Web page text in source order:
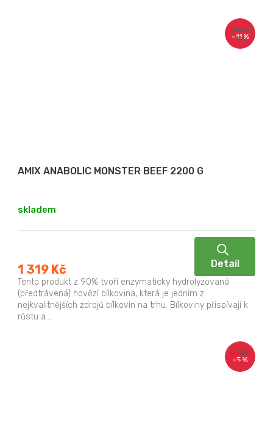
1 490
Kč
–11 %
AMIX ANABOLIC MONSTER BEEF 2200 G
skladem
1 319 Kč Detail
Tento produkt z 90% tvoří enzymaticky hydrolyzovaná
(předtrávená) hovězí bílkovina, která je jedním z
nejkvalitnějších zdrojů bílkovin na trhu. Bílkoviny přispívají k
růstu a...
2 090
Kč
–5 %